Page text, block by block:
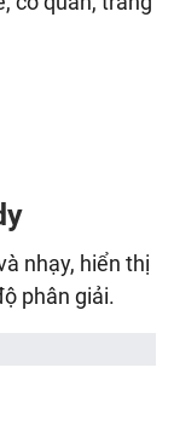
nhạy, hiển thị
phân giải.